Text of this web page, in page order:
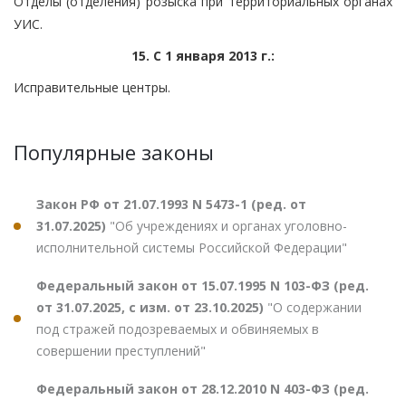
УИС.
15. С 1 января 2013 г.:
Исправительные центры.
Популярные законы
Закон РФ от 21.07.1993 N 5473-1 (ред. от
31.07.2025) "Об учреждениях и органах уголовно-
исполнительной системы Российской Федерации"
Федеральный закон от 15.07.1995 N 103-ФЗ (ред.
от 31.07.2025, с изм. от 23.10.2025) "О содержании
под стражей подозреваемых и обвиняемых в
совершении преступлений"
Федеральный закон от 28.12.2010 N 403-ФЗ (ред.